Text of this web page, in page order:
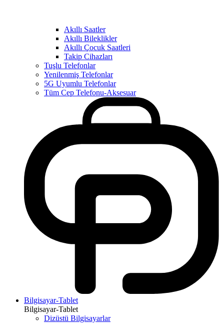
Akıllı Saatler
Akıllı Bileklikler
Akıllı Çocuk Saatleri
Takip Cihazları
Tuşlu Telefonlar
Yenilenmiş Telefonlar
5G Uyumlu Telefonlar
Tüm Cep Telefonu-Aksesuar
Bilgisayar-Tablet
Bilgisayar-Tablet
Dizüstü Bilgisayarlar